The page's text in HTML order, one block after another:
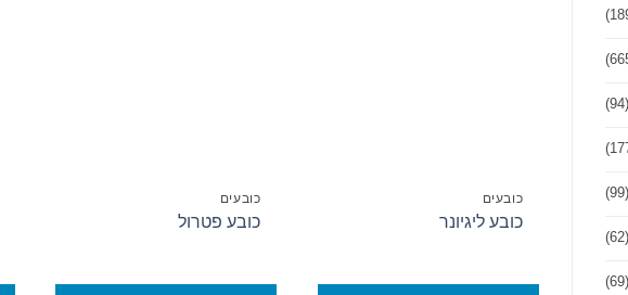
(94)
(99)
(62)
(69)
כובעים
כובע ליגיונר
כובעים
כובע פטרול